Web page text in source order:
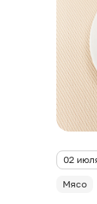
02
Мясо